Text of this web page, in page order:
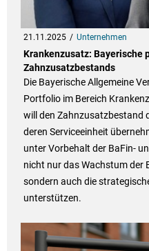
21.11.2025 Unternehmen
Krankenzusatz: Bayerische
Zahnzusatzbestands
Die Bayerische Allgemeine
Portfolio im Bereich
will den Zahnzusatzbestand
deren Serviceeinheit
unter Vorbehalt der BaFin-
nicht nur das Wachstum der
sondern auch die
unterstützen.